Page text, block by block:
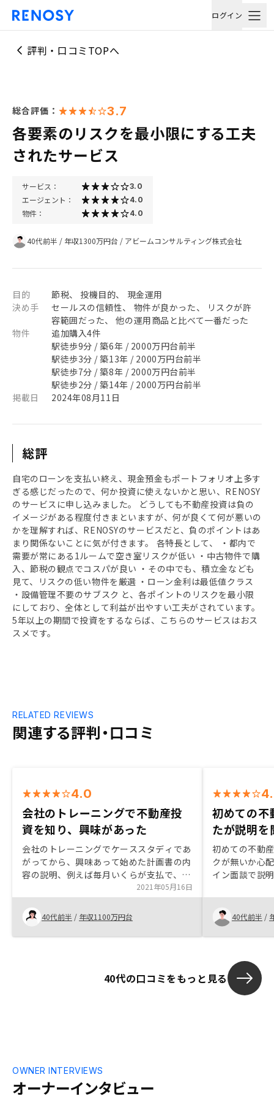
ログイン
評判・口コミTOPへ
総合評価： 3.7
各要素のリスクを最小限にする工夫
されたサービス
サービス： 3.0
エージェント： 4.0
物件： 4.0
40代前半 / 年収1300万円台 / アビームコンサルティング株式会社
目的
節税、 投機目的、 現金運用
決め手
セールスの信頼性、 物件が良かった、 リスクが許
容範囲だった、 他の運用商品と比べて一番だった
物件
追加購入4件
駅徒歩9分 / 築6年 / 2000万円台前半
駅徒歩3分 / 築13年 / 2000万円台前半
駅徒歩7分 / 築8年 / 2000万円台前半
駅徒歩2分 / 築14年 / 2000万円台前半
掲載日
2024年08月11日
総評
自宅のローンを支払い終え、現金預金もポートフォリオ上多す
ぎる感じだったので、何か投資に使えないかと思い、RENOSY
のサービスに申し込みました。 どうしても不動産投資は負の
イメージがある程度付きまといますが、何が良くて何が悪いの
かを理解すれば、RENOSYのサービスだと、負のポイントはあ
まり関係ないことに気が付きます。 各特長として、 ・都内で
需要が常にある1ルームで空き室リスクが低い ・中古物件で購
入、節税の観点でコスパが良い ・その中でも、積立金なども
見て、リスクの低い物件を厳選 ・ローン金利は最低値クラス
・設備管理不要のサブスク と、各ポイントのリスクを最小限
にしており、全体として利益が出やすい工夫がされています。
5年以上の期間で投資をするならば、こちらのサービスはおス
スメです。
関連する評判・口コミ
RELATED REVIEWS
4.0
会社のトレーニングで不動産投
資を知り、興味があった
会社のトレーニングでケーススタディであ
がってから、興味あって始めた計画書の内
容の説明、例えば毎月いくらが支払で、い
くら入るとか、素人目線で説明してくれる
ともっと分かりやすくなったかと シミュ
レーションのリスク勘案と普通のと、それ
ぞれあるが、各項目の金額が何を意味する
のか説明してほしい
2021年05月16日
40代前半 / 年収1100万円台
初めての不
たが説明を
初めての不動
クが無いか心
イン面談で説
40代前半 /
40代の口コミをもっと見る
オーナーインタビュー
OWNER INTERVIEWS